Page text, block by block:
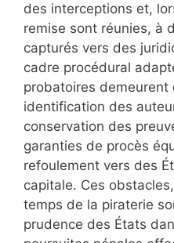
des interceptions et,
remise sont réunies, à
capturés vers des
cadre procédural
probatoires demeurent
identification des
conservation des
garanties de procès
refoulement vers des
capitale. Ces
temps de la piraterie
prudence des États